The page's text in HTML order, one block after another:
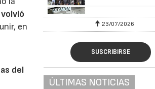
en
del
23/07/2026
SUSCRIBIRSE
ÚLTIMAS NOTICIAS